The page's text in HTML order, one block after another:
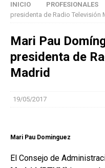
INICIO PROFESIONALES
presidenta de Radio Televisión
Mari Pau
presidenta de
Madrid
19/05/2017
Mari Pau Dominguez
El Consejo de